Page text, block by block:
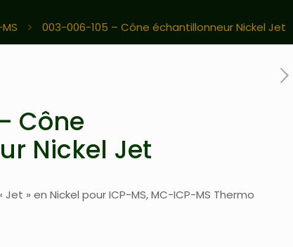
003-006-105 – Cône échantillonneur Nickel Jet
Cône
Nickel Jet
» en Nickel pour ICP-MS, MC-ICP-MS Thermo